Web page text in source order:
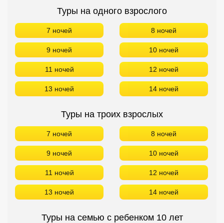
Туры на одного взрослого
7 ночей 8 ночей
9 ночей 10 ночей
11 ночей 12 ночей
13 ночей 14 ночей
Туры на троих взрослых
7 ночей 8 ночей
9 ночей 10 ночей
11 ночей 12 ночей
13 ночей 14 ночей
Туры на семью с ребенком 10 лет